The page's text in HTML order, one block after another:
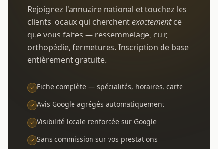
Rejoignez l'annuaire national et touchez les
clients locaux qui cherchentexactementce
que vous faites — ressemmelage, cuir,
orthopédie, fermetures. Inscription de base
entièrement gratuite.
Fiche complète — spécialités, horaires, carte
Avis Google agrégés automatiquement
Visibilité locale renforcée sur Google
Sans commission sur vos prestations